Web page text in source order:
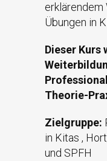
erklärendem
Übungen in
Dieser Kurs
Theorie-
Zielgruppe:
in Kitas ,
und SPFH